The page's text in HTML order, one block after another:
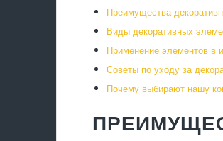
Преимущества
Виды декоративных
Применение элементов в
Советы по уходу за
Почему выбирают нашу